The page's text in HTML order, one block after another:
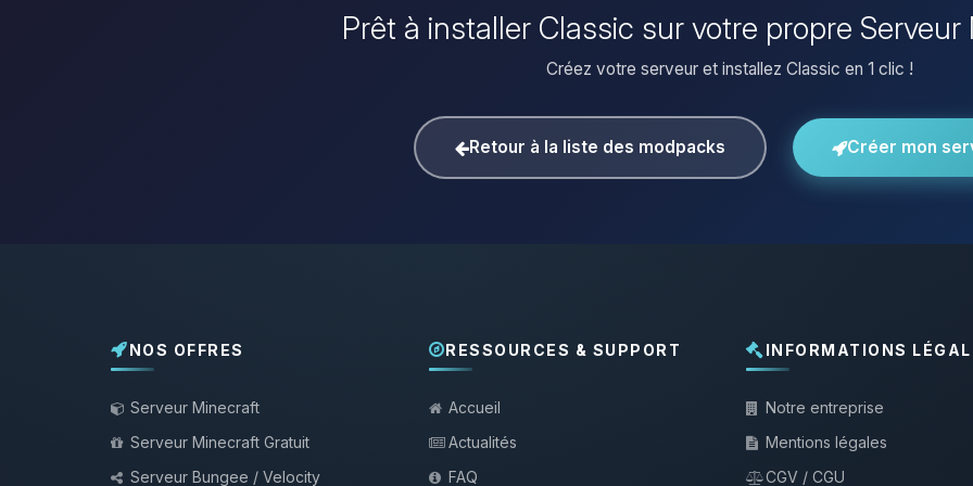
Prêt à installer Classic sur votre propre
Créez votre serveur et installez Classic en 1 clic !
Retour à la liste des modpacks Créer mon
NOS OFFRES
Serveur Minecraft
Serveur Minecraft Gratuit
Serveur Bungee / Velocity
RESSOURCES & SUPPORT
Accueil
Actualités
FAQ
INFORMATIONS
Notre entreprise
Mentions légales
CGV / CGU